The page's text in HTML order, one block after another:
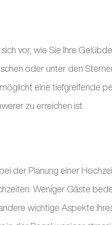
vor, wie Sie Ihre
oder unter den
eine tiefgreifende
zu erreichen ist.
der Planung einer
Weniger Gäste
wichtige Aspekte